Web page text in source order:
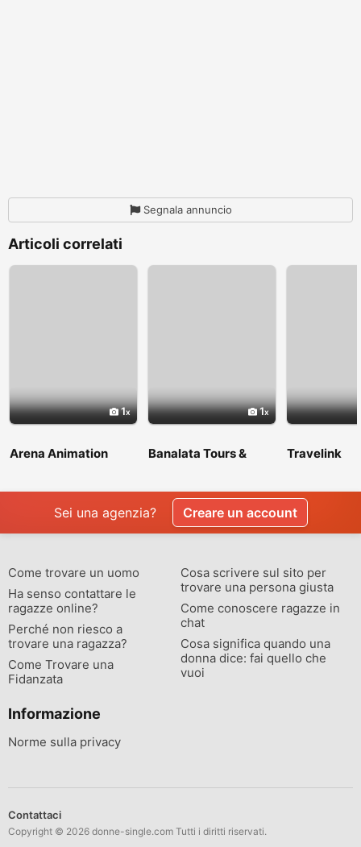
Segnala annuncio
Articoli correlati
1
Arena Animation
1
Banalata Tours &
Travelink
Sei una agenzia? Creare un account
Come trovare un uomo
Ha senso contattare le
ragazze online?
Perché non riesco a
trovare una ragazza?
Come Trovare una
Fidanzata
Cosa scrivere sul sito per
trovare una persona giusta
Come conoscere ragazze in
chat
Cosa significa quando una
donna dice: fai quello che
vuoi
Informazione
Norme sulla privacy
Contattaci
Copyright © 2026 donne-single.com Tutti i diritti riservati.